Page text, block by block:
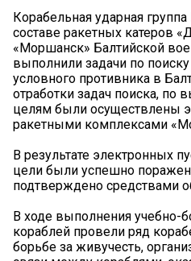
Корабельная ударная
составе ракетных катеров
«Моршанск» Балтийской
выполнили задачи по
условного противника в
отработки задач поиска,
целям были осуществлены
ракетными комплексами
В результате электронных
цели были успешно
подтверждено средствами
В ходе выполнения учебно-
кораблей провели ряд
борьбе за живучесть,